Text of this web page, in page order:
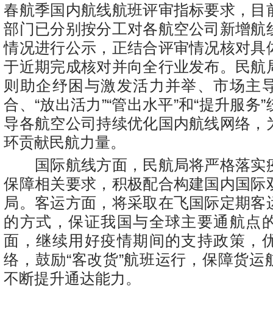
春航季国内航线航班评审指标要求，目
部门已分别按分工对各航空公司新增航
情况进行公示，正结合评审情况核对具
于近期完成核对并向全行业发布。民航
则助企纾困与激发活力并举、市场主
合、“放出活力”“管出水平”和“提升服务
导各航空公司持续优化国内航线网络，
环贡献民航力量。
国际航线方面，民航局将严格落实
保障相关要求，积极配合构建国内国际
局。客运方面，将采取在飞国际定期客
的方式，保证我国与全球主要通航点
面，继续用好疫情期间的支持政策，
络，鼓励“客改货”航班运行，保障货运
不断提升通达能力。